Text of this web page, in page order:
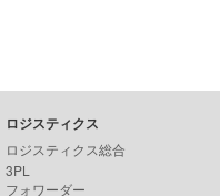
ロジスティクス
ロジスティクス総合
3PL
フォワーダー